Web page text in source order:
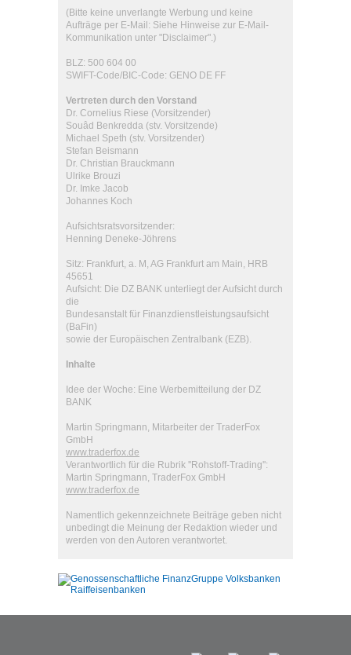
(Bitte keine unverlangte Werbung und keine
Aufträge per E-Mail: Siehe Hinweise zur E-Mail-
Kommunikation unter "Disclaimer".)
BLZ: 500 604 00
SWIFT-Code/BIC-Code: GENO DE FF
Vertreten durch den Vorstand
Dr. Cornelius Riese (Vorsitzender)
Souâd Benkredda (stv. Vorsitzende)
Michael Speth (stv. Vorsitzender)
Stefan Beismann
Dr. Christian Brauckmann
Ulrike Brouzi
Dr. Imke Jacob
Johannes Koch
Aufsichtsratsvorsitzender:
Henning Deneke-Jöhrens
Sitz: Frankfurt, a. M, AG Frankfurt am Main, HRB
45651
Aufsicht: Die DZ BANK unterliegt der Aufsicht durch
die
Bundesanstalt für Finanzdienstleistungsaufsicht
(BaFin)
sowie der Europäischen Zentralbank (EZB).
Inhalte
Idee der Woche: Eine Werbemitteilung der DZ
BANK
Martin Springmann, Mitarbeiter der TraderFox
GmbH
www.traderfox.de
Verantwortlich für die Rubrik ''Rohstoff-Trading'':
Martin Springmann, TraderFox GmbH
www.traderfox.de
Namentlich gekennzeichnete Beiträge geben nicht
unbedingt die Meinung der Redaktion wieder und
werden von den Autoren verantwortet.